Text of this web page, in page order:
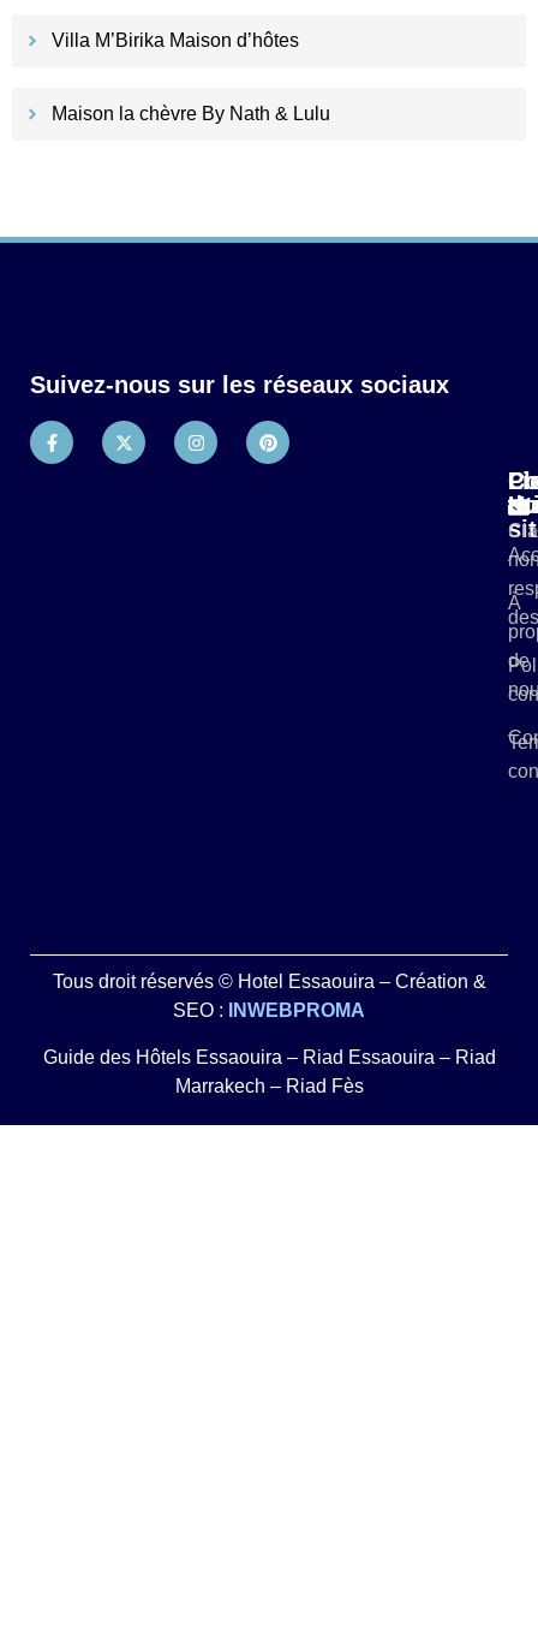
Villa M’Birika Maison d’hôtes
Maison la chèvre By Nath & Lulu
Suivez-nous sur les réseaux sociaux
du
À
de
Tous droit réservés © Hotel Essaouira – Création &
SEO :
INWEBPROMA
Guide des Hôtels Essaouira – Riad Essaouira – Riad
Marrakech – Riad Fès